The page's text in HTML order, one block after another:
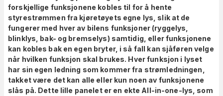
forskjellige funksjonene kobles til for å hente
styrestrømmen fra kjøretøyets egne lys, slik at de
fungerer med hver av bilens funksjoner (ryggelys,
blinklys, bak- og bremselys) samtidig, eller funksjonene
kan kobles bak en egen bryter, i så fall kan sjåføren velge
når hvilken funksjon skal brukes. Hver funksjon i lyset
har sin egen ledning som kommer fra strømledningen,
takket være det kan alle eller kun noen av funksjonene
slås på. Dette lille panelet er en ekte All-in-one-lys, som